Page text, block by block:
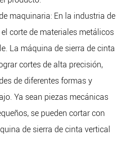
maquinaria: En la industria de
corte de materiales metálicos
La máquina de sierra de cinta
cortes de alta precisión,
de diferentes formas y
Ya sean piezas mecánicas
se pueden cortar con
de sierra de cinta vertical